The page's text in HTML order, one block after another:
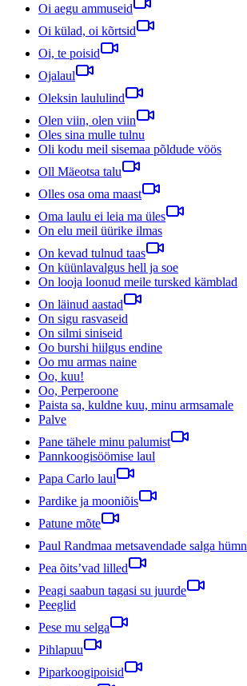
Oi aegu ammuseid
Oi külad, oi kõrtsid
Oi, te poisid
Ojalaul
Oleksin laululind
Olen viin, olen viin
Oles sina mulle tulnu
Oli kodu meil sisemaa põldude vöös
Oll Mäeotsa talu
Olles osa oma maast
Oma laulu ei leia ma üles
On elu meil üürike ilmas
On kevad tulnud taas
On küünlavalgus hell ja soe
On looja loonud meile tursked kämblad
On läinud aastad
On sigu rasvaseid
On silmi siniseid
Oo burshi hiilgus endine
Oo mu armas naine
Oo, kuu!
Oo, Perperoone
Paista sa, kuldne kuu, minu armsamale
Palve
Pane tähele minu palumist
Pannkoogisöömise laul
Papa Carlo laul
Pardike ja mooniõis
Patune mõte
Paul Randmaa metsavendade salga hümn
Pea õits’vad lilled
Peagi saabun tagasi su juurde
Peeglid
Pese mu selga
Pihlapuu
Piparkoogipoisid